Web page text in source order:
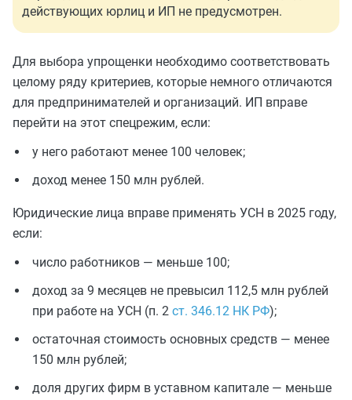
действующих юрлиц и ИП не предусмотрен.
Для выбора упрощенки необходимо соответствовать
целому ряду критериев, которые немного отличаются
для предпринимателей и организаций. ИП вправе
перейти на этот спецрежим, если:
у него работают менее 100 человек;
доход менее 150 млн рублей.
Юридические лица вправе применять УСН в 2025 году,
если:
число работников — меньше 100;
доход за 9 месяцев не превысил 112,5 млн рублей
при работе на УСН (п. 2 ст. 346.12 НК РФ);
остаточная стоимость основных средств — менее
150 млн рублей;
доля других фирм в уставном капитале — меньше